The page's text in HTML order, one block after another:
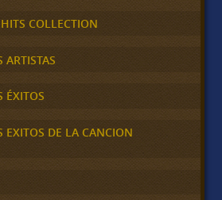
COLLECTION
ARTISTAS
ÉXITOS
EXITOS DE LA CANCION